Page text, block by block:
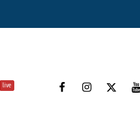
live